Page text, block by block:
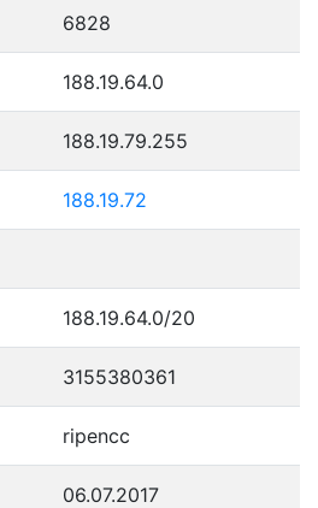
6828
188.19.64.0
188.19.79.255
188.19.72
188.19.64.0/20
3155380361
ripencc
06.07.2017